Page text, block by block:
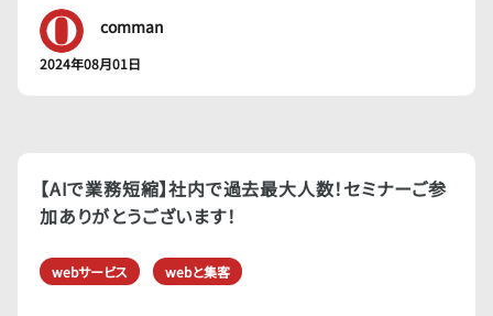
comman
2024年08月01日
【AIで業務短縮】社内で過去最大人数！セミナーご参
加ありがとうございます！
webサービス webと集客